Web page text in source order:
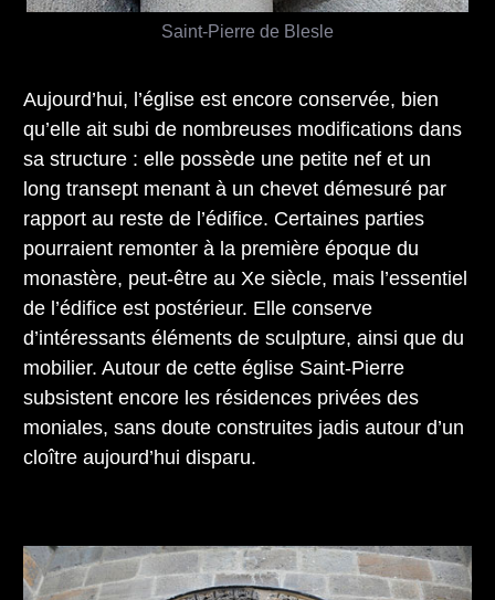
Aujourd’hui, l’église est encore conservée, bien
qu’elle ait subi de nombreuses modifications dans
sa structure : elle possède une petite nef et un
long transept menant à un chevet démesuré par
rapport au reste de l’édifice. Certaines parties
pourraient remonter à la première époque du
monastère, peut-être au Xe siècle, mais l’essentiel
de l’édifice est postérieur. Elle conserve
d’intéressants éléments de sculpture, ainsi que du
mobilier. Autour de cette église Saint-Pierre
subsistent encore les résidences privées des
moniales, sans doute construites jadis autour d’un
cloître aujourd’hui disparu.
Saint-Pierre de Blesle